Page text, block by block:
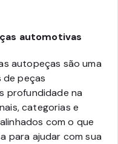
automotivas
autopeças são uma
peças
profundidade na
categorias e
com o que
para ajudar com sua